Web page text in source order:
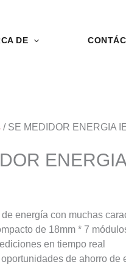
DE
/ SE MEDIDOR ENERGIA
de energía con muchas
de 18mm * 7
en tiempo real
oportunidades de ahorro